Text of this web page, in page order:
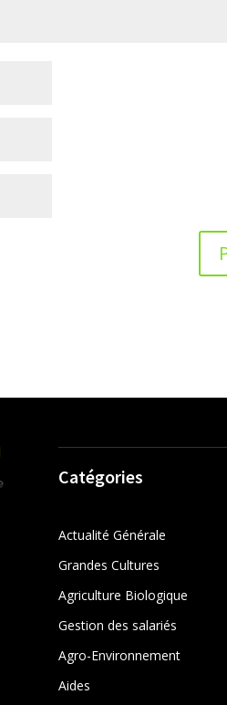
Catégories
Actualité Générale
Grandes Cultures
Agriculture Biologique
Gestion des salariés
Agro-Environnement
Aides